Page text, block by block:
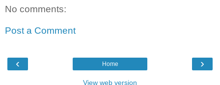
No comments:
Post a Comment
‹ ›
Home
View web version